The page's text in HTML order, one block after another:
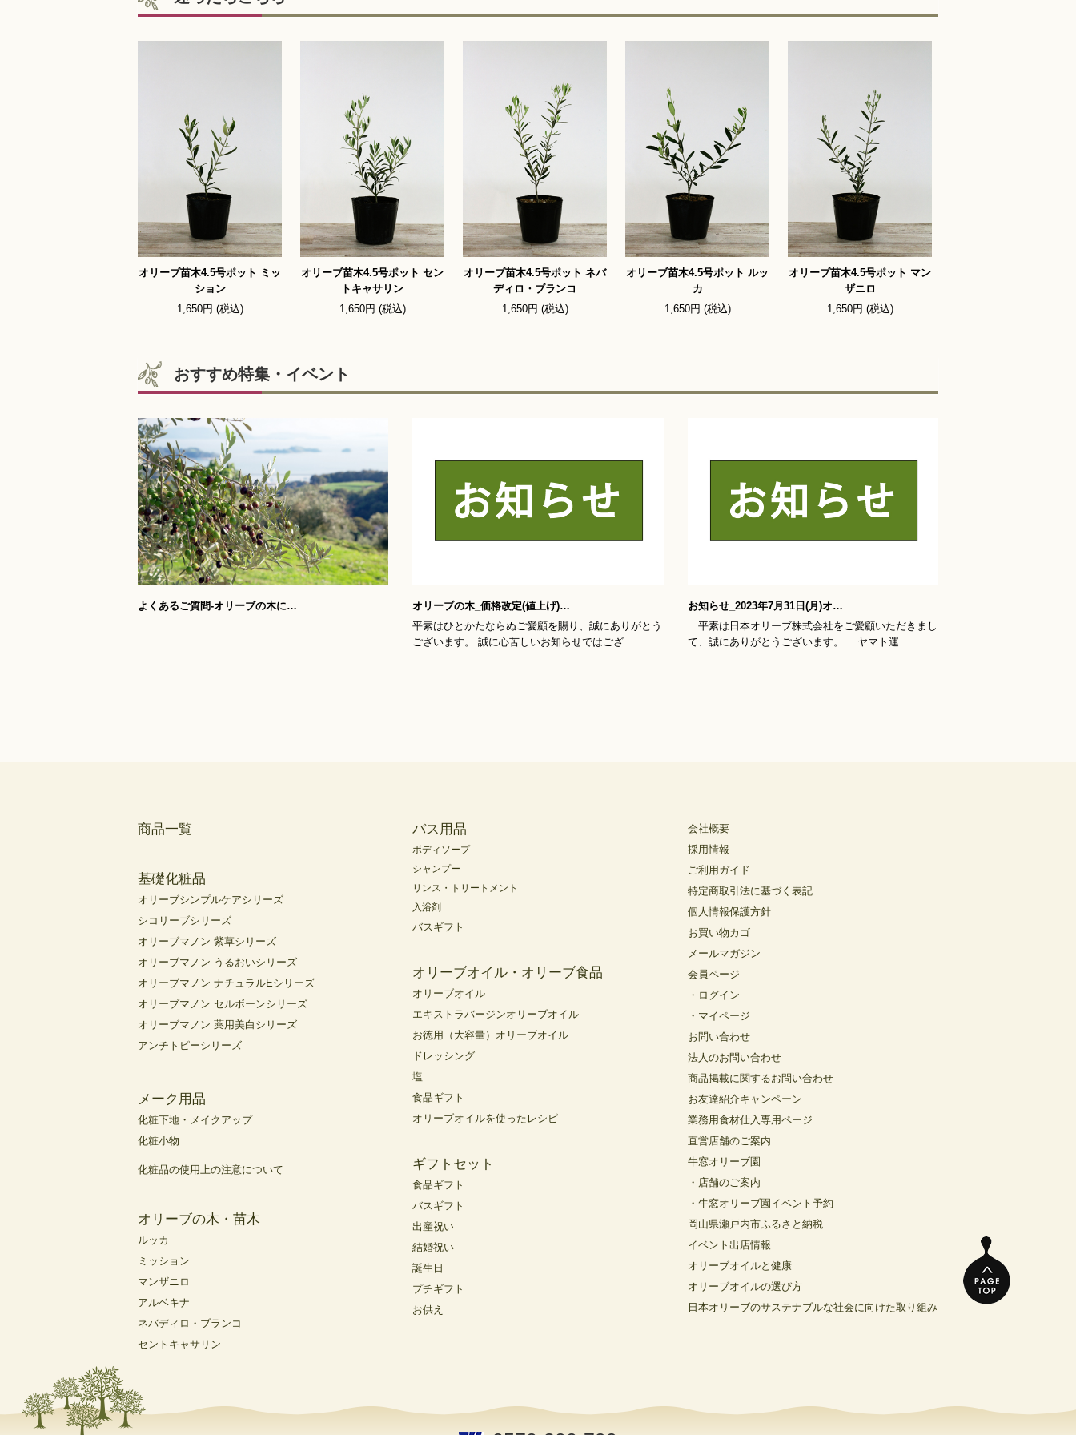
オリーブ苗木4.5号ポット ミッ
ション
1,650円 (税込)
オリーブ苗木4.5号ポット セン
トキャサリン
1,650円 (税込)
オリーブ苗木4.5号ポット ネバ
ディロ・ブランコ
1,650円 (税込)
オリーブ苗木4.5号ポット ルッ
カ
1,650円 (税込)
オリーブ苗木4.5号ポット マン
ザニロ
1,650円 (税込)
商品一覧
基礎化粧品
オリーブシンプルケアシリーズ
シコリーブシリーズ
オリーブマノン 紫草シリーズ
オリーブマノン うるおいシリーズ
オリーブマノン ナチュラルEシリーズ
オリーブマノン セルボーンシリーズ
オリーブマノン 薬用美白シリーズ
アンチトピーシリーズ
メーク用品
化粧下地・メイクアップ
化粧小物
化粧品の使用上の注意について
オリーブの木・苗木
ルッカ
ミッション
マンザニロ
アルベキナ
ネバディロ・ブランコ
セントキャサリン
バス用品
ボディソープ
シャンプー
リンス・トリートメント
入浴剤
バスギフト
オリーブオイル・オリーブ食品
オリーブオイル
エキストラバージンオリーブオイル
お徳用（大容量）オリーブオイル
ドレッシング
塩
食品ギフト
オリーブオイルを使ったレシピ
ギフトセット
食品ギフト
バスギフト
出産祝い
結婚祝い
誕生日
プチギフト
お供え
会社概要
採用情報
ご利用ガイド
特定商取引法に基づく表記
個人情報保護方針
お買い物カゴ
メールマガジン
会員ページ
・ログイン
・マイページ
お問い合わせ
法人のお問い合わせ
商品掲載に関するお問い合わせ
お友達紹介キャンペーン
業務用食材仕入専用ページ
直営店舗のご案内
牛窓オリーブ園
・店舗のご案内
・牛窓オリーブ園イベント予約
岡山県瀬戸内市ふるさと納税
イベント出店情報
オリーブオイルと健康
オリーブオイルの選び方
日本オリーブのサステナブルな社会に向けた取り組み